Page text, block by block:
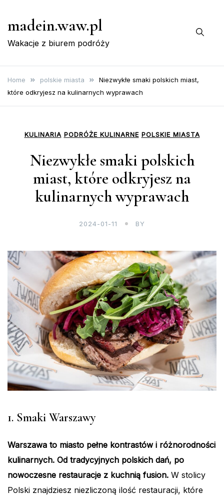
madein.waw.pl
Wakacje z biurem podróży
Home polskie miasta
Niezwykłe smaki polskich miast,
które odkryjesz na kulinarnych wyprawach
KULINARIA PODRÓŻE KULINARNE POLSKIE MIASTA
Niezwykłe smaki polskich
miast, które odkryjesz na
kulinarnych wyprawach
2024-01-11 BY
1. Smaki Warszawy
Warszawa to miasto pełne kontrastów i różnorodności
kulinarnych. Od tradycyjnych polskich dań, po
nowoczesne restauracje z kuchnią fusion. W stolicy
Polski znajdziesz niezliczoną ilość restauracji, które